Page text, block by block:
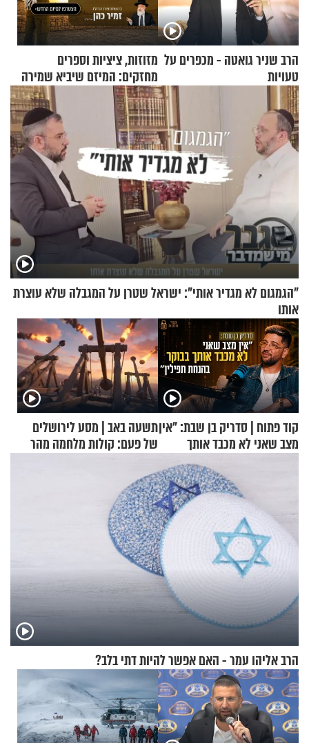
הרב שניר גואטה - מכפרים על
טעויות
מזוזות, ציציות וספרים
מחזקים: המיזם שיביא שמירה
רוחנית לאלפי חיילי צה"ל
"הגמגום לא מגדיר אותי": ישראל שטרן על המגבלה שלא עוצרת
אותו
קוד פתוח | סדריק בן שבת: "אין
מצב שאני לא מכבד אותך
בבוקר בהנחת תפילין"
תשעה באב | מסע לירושלים
של פעם: קולות מלחמה מהר
הרב אליהו עמר - האם אפשר להיות דתי בלב?